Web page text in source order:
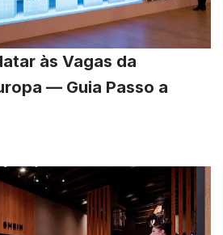
às Vagas da
— Guia Passo a